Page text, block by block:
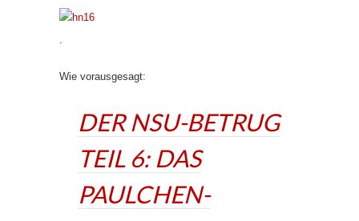
.
Wie vorausgesagt:
DER NSU-BETRUG
TEIL 6: DAS
PAULCHEN-